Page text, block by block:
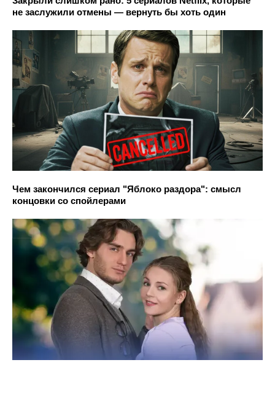
не заслужили отмены — вернуть бы хоть один
Чем закончился сериал "Яблоко раздора": смысл
концовки со спойлерами